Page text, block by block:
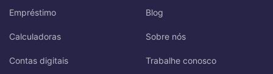
Empréstimo
Calculadoras
Contas digitais
Blog
Sobre nós
Trabalhe conosco